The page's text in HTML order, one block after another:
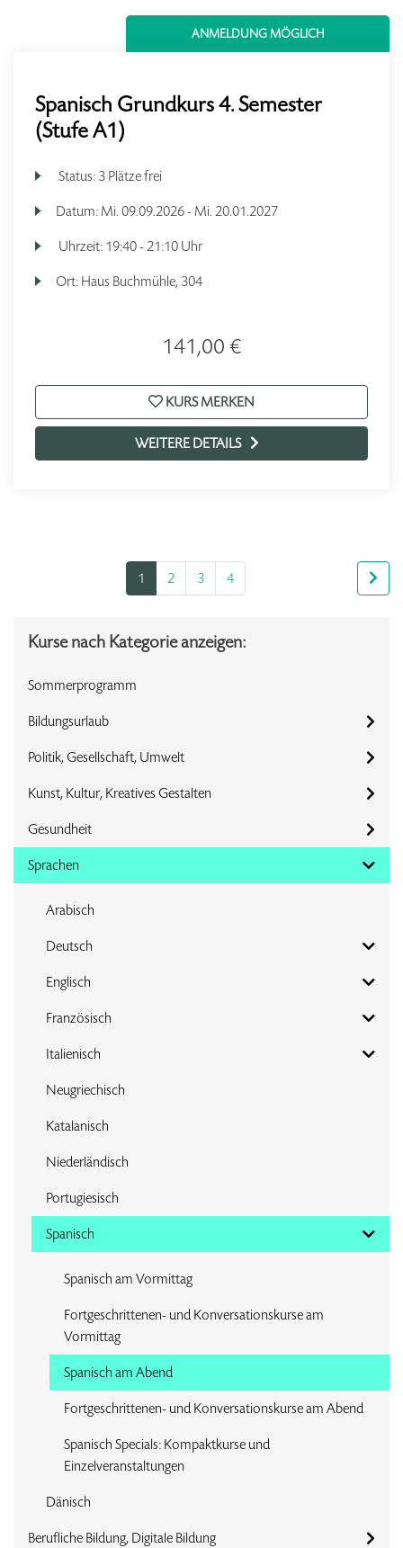
ANMELDUNG MÖGLICH
Spanisch Grundkurs 4. Semester
(Stufe A1)
Status: 3 Plätze frei
Datum: Mi. 09.09.2026 - Mi. 20.01.2027
Uhrzeit: 19:40 - 21:10 Uhr
Ort: Haus Buchmühle, 304
141,00 €
KURS MERKEN
WEITERE DETAILS
1 2 3 4
Kurse nach Kategorie anzeigen:
Sommerprogramm
Bildungsurlaub
Politik, Gesellschaft, Umwelt
Kunst, Kultur, Kreatives Gestalten
Gesundheit
Sprachen
Arabisch
Deutsch
Englisch
Französisch
Italienisch
Neugriechisch
Katalanisch
Niederländisch
Portugiesisch
Spanisch
Spanisch am Vormittag
Fortgeschrittenen- und Konversationskurse am
Vormittag
Spanisch am Abend
Fortgeschrittenen- und Konversationskurse am Abend
Spanisch Specials: Kompaktkurse und
Einzelveranstaltungen
Dänisch
Berufliche Bildung, Digitale Bildung